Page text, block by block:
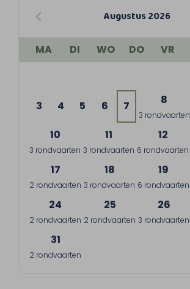
Augustus 2026
MA DI WO DO VR
3 4 5 6 7 8
3 rondvaarten
10
3 rondvaarten
11
3 rondvaarten
12
6 rondvaarten
17
2 rondvaarten
18
3 rondvaarten
19
6 rondvaarten
24
2 rondvaarten
25
2 rondvaarten
26
3 rondvaarten
31
2 rondvaarten